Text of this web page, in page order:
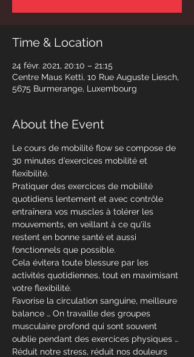
Time & Location
24 févr. 2021, 20:10 – 21:15
Centre Maus Ketti, 10 Rue Auguste Liesch,
5675 Burmerange, Luxembourg
About the Event
Le cours de mobilité flow se compose de
30 minutes d’exercices mobilité et
flexibilité.
Pratiquer des exercices de mobilité
quotidiens lentement et avec contrôle
entraînera vos muscles à tolérer les
mouvements, en veillant à ce qu'ils
restent en bonne santé et aussi
fonctionnels que possible.
Cela évitera toute blessure par les
activités quotidiennes, tout en maximisant
votre flexibilité.
Favorise la circulation sanguine, meilleure
balance … On travaille des groupes
musculaire profond qui sont souvent
oublie pendant des exercices physiques …
Réduit notre stress, réduit nos douleurs